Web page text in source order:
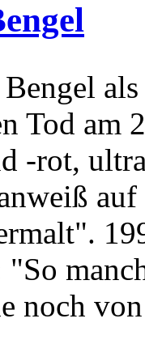
Tod am
-rot,
noch